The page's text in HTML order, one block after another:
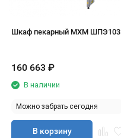
Шкаф пекарный МХМ ШПЭ103
160 663 ₽
В наличии
Можно забрать сегодня
В корзину